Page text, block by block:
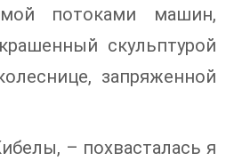
потоками машин,
скульптурой
запряженной
– похвасталась я